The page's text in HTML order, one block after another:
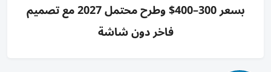
بسعر 300–400$ وطرح محتمل 2027 مع تصميم
فاخر دون شاشة